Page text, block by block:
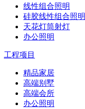
线性组合照明
硅胶线性组合照明
天花灯筒射灯
办公照明
工程项目
精品家居
高端别墅
高端会所
办公照明